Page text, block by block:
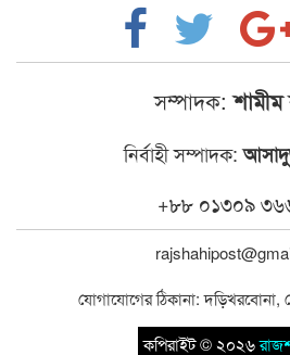
সম্পাদক:
নির্বাহী সম্পাদক:
+৮৮ ০১৩০৯
যোগাযোগের ঠিকানা: দড়িখরবোনা,
কপিরাইট © ২০২৬